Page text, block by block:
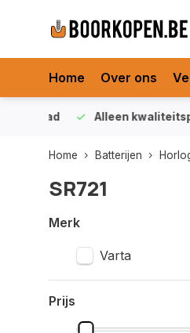
Home Over ons
Alleen
Home Batterijen
SR721
Merk
Varta
Prijs